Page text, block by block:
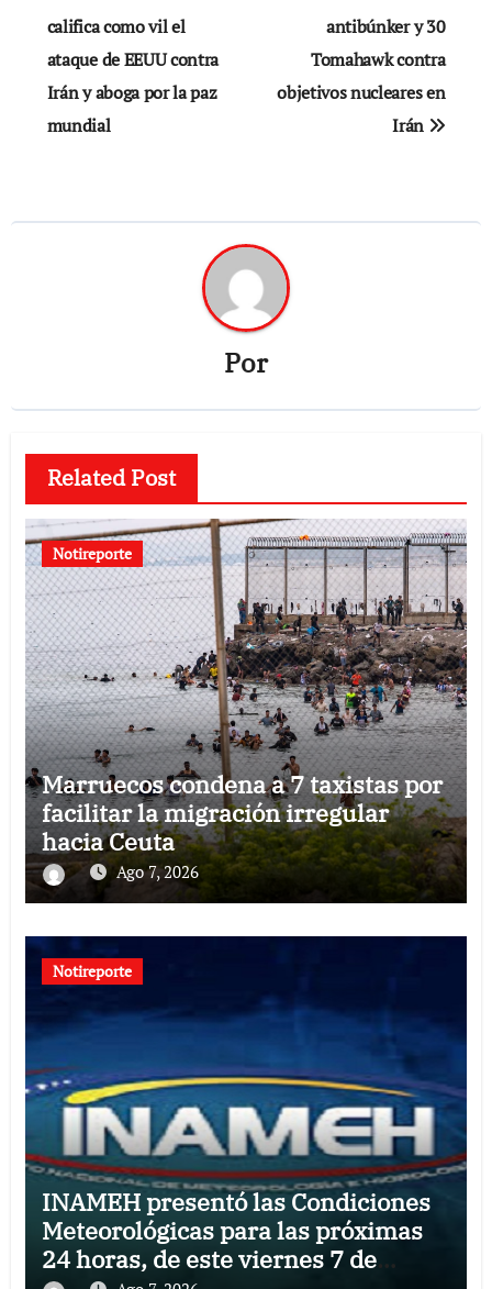
de
entradas
califica como vil el
ataque de EEUU contra
Irán y aboga por la paz
mundial
antibúnker y 30
Tomahawk contra
objetivos nucleares en
Irán
Por
Related Post
Notireporte
Marruecos condena a 7 taxistas por
facilitar la migración irregular
hacia Ceuta
Ago 7, 2026
Notireporte
INAMEH presentó las Condiciones
Meteorológicas para las próximas
24 horas, de este viernes 7 de